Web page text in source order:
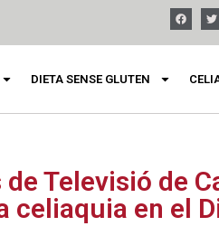
DIETA SENSE GLUTEN
Televisió de
celiaquia en el